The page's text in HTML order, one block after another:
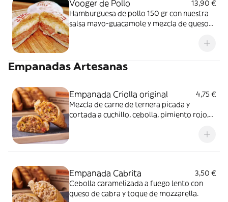
Vooger de Pollo
13,90 €
Hamburguesa de pollo 150 gr con nuestra
salsa mayo-guacamole y mezcla de quesos
Empanadas Artesanas
Empanada Criolla original
4,75 €
Mezcla de carne de ternera picada y
cortada a cuchillo, cebolla, pimiento rojo,
Empanada Cabrita
3,50 €
Cebolla caramelizada a fuego lento con
queso de cabra y toque de mozzarella.